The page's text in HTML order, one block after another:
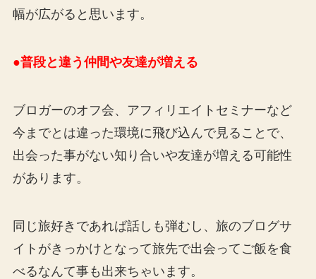
幅が広がると思います。
●普段と違う仲間や友達が増える
ブロガーのオフ会、アフィリエイトセミナーなど
今までとは違った環境に飛び込んで見ることで、
出会った事がない知り合いや友達が増える可能性
があります。
同じ旅好きであれば話しも弾むし、旅のブログサ
イトがきっかけとなって旅先で出会ってご飯を食
べるなんて事も出来ちゃいます。